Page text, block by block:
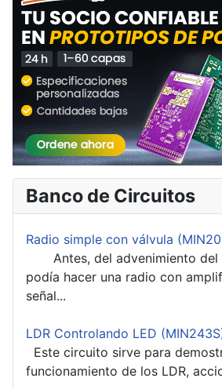
Banco de Circuitos
Radio simple con válvula
Antes, del advenimiento del
podía hacer una radio con
señal...
LDR Controlando LED
Este circuito sirve para
funcionamiento de los LDR,